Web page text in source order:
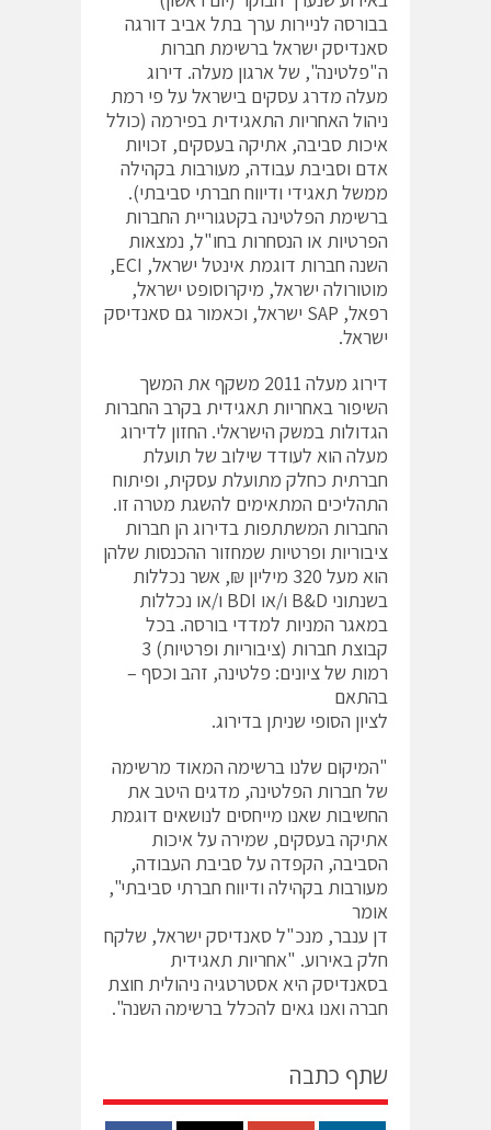
בבורסה לניירות ערך בתל אביב דורגה
סאנדיסק ישראל ברשימת חברות
ה"פלטינה", של ארגון מעלה. דירוג
מעלה מדרג עסקים בישראל על פי רמת
ניהול האחריות התאגידית בפירמה (כולל
איכות סביבה, אתיקה בעסקים, זכויות
אדם וסביבת עבודה, מעורבות בקהילה
ממשל תאגידי ודיווח חברתי סביבתי).
ברשימת הפלטינה בקטגוריית החברות
הפרטיות או הנסחרות בחו"ל, נמצאות
השנה חברות דוגמת אינטל ישראל, ECI,
מוטורולה ישראל, מיקרוסופט ישראל,
רפאל, SAP ישראל, וכאמור גם סאנדיסק
ישראל.
דירוג מעלה 2011 משקף את המשך
השיפור באחריות תאגידית בקרב החברות
הגדולות במשק הישראלי. החזון לדירוג
מעלה הוא לעודד שילוב של תועלת
חברתית כחלק מתועלת עסקית, ופיתוח
התהליכים המתאימים להשגת מטרה זו.
החברות המשתתפות בדירוג הן חברות
ציבוריות ופרטיות שמחזור ההכנסות שלהן
הוא מעל 320 מיליון ₪, אשר נכללות
בשנתוני B&D ו/או BDI ו/או נכללות
במאגר המניות למדדי בורסה. בכל
קבוצת חברות (ציבוריות ופרטיות) 3
רמות של ציונים: פלטינה, זהב וכסף –
בהתאם
לציון הסופי שניתן בדירוג.
"המיקום שלנו ברשימה המאוד מרשימה
של חברות הפלטינה, מדגים היטב את
החשיבות שאנו מייחסים לנושאים דוגמת
אתיקה בעסקים, שמירה על איכות
הסביבה, הקפדה על סביבת העבודה,
מעורבות בקהילה ודיווח חברתי סביבתי",
אומר
דן ענבר, מנכ"ל סאנדיסק ישראל, שלקח
חלק באירוע. "אחריות תאגידית
בסאנדיסק היא אסטרטגיה ניהולית חוצת
חברה ואנו גאים להכלל ברשימה השנה".
שתף כתבה